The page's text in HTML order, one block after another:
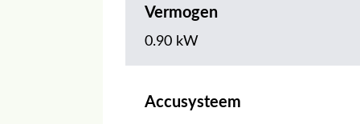
Vermogen
0.90 kW
Accusysteem